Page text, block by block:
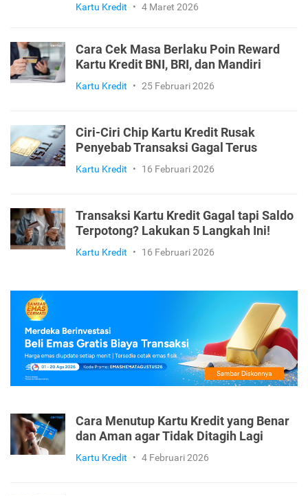
Kartu Kredit • 4 Maret 2026
Cara Cek Masa Berlaku Poin Reward
Kartu Kredit BNI, BRI, dan Mandiri
Kartu Kredit • 25 Februari 2026
Ciri-Ciri Chip Kartu Kredit Rusak
Penyebab Transaksi Gagal Terus
Kartu Kredit • 16 Februari 2026
Transaksi Kartu Kredit Gagal tapi Saldo
Terpotong? Lakukan 5 Langkah Ini!
Kartu Kredit • 16 Februari 2026
Cara Menutup Kartu Kredit yang Benar
dan Aman agar Tidak Ditagih Lagi
Kartu Kredit • 4 Februari 2026